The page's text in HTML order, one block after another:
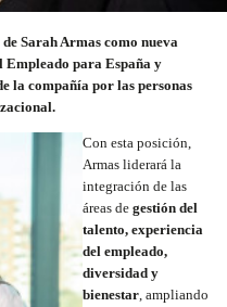
Sarah Armas como nueva
Empleado para España y
la compañía por las personas
Con esta posición,
Armas liderará la
integración de las
áreas de gestión del
talento, experiencia
del empleado,
diversidad y
bienestar, ampliando